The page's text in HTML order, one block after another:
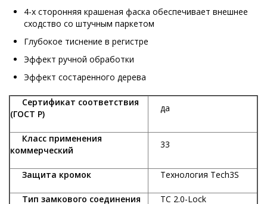
4-х сторонняя крашеная фаска обеспечивает внешнее
сходство со штучным паркетом
Глубокое тиснение в регистре
Эффект ручной обработки
Эффект состаренного дерева
Сертификат соответствия
(ГОСТ Р)
да
Класс применения
коммерческий
33
Защита кромок Технология Tech3S
Тип замкового соединения TC 2.0-Lock